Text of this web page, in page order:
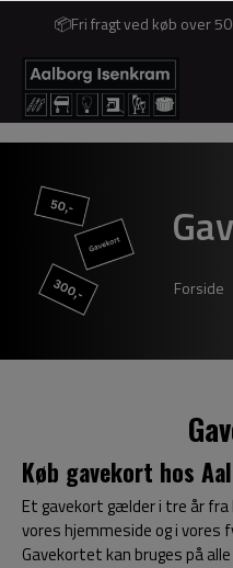
📦Fri fragt ved køb over
Forside
Køb gavekort hos
Et gavekort gælder i tre år fra
vores hjemmeside og i vores
Gavekortet kan bruges på alle